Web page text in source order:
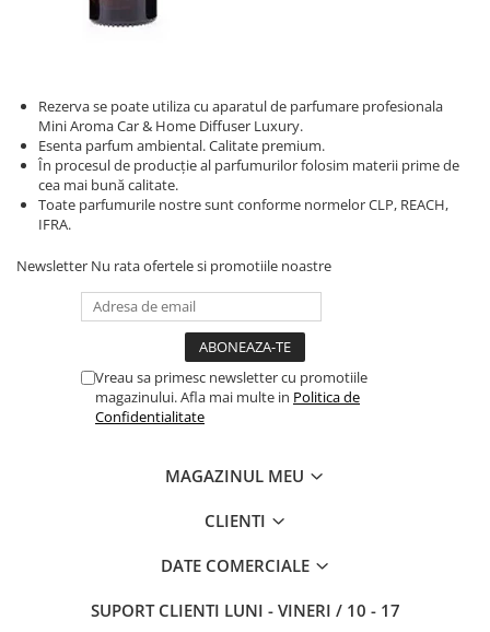
Rezerva se poate utiliza cu aparatul de parfumare profesionala
Mini Aroma Car & Home Diffuser Luxury.
Esenta parfum ambiental. Calitate premium.
În procesul de producție al parfumurilor folosim materii prime de
cea mai bună calitate.
Toate parfumurile nostre sunt conforme normelor CLP, REACH,
IFRA.
Newsletter Nu rata ofertele si promotiile noastre
Vreau sa primesc newsletter cu promotiile
magazinului. Afla mai multe in Politica de
Confidentialitate
MAGAZINUL MEU
CLIENTI
DATE COMERCIALE
SUPORT CLIENTI LUNI - VINERI / 10 - 17